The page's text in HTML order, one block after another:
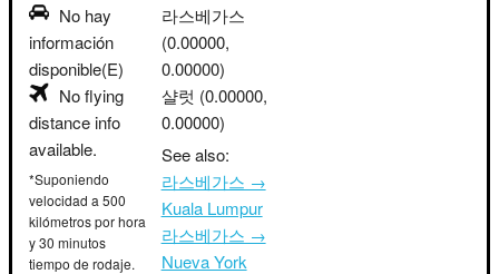
No hay
información
disponible(E)
No flying
distance info
available.
*Suponiendo
velocidad a 500
kilómetros por hora
y 30 minutos
tiempo de rodaje.
라스베가스
(0.00000,
0.00000)
샬럿 (0.00000,
0.00000)
See also:
라스베가스 →
Kuala Lumpur
라스베가스 →
Nueva York